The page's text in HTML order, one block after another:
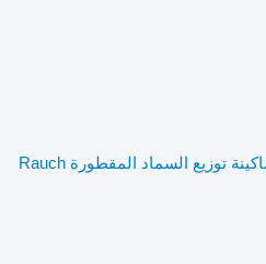
ماكينة توزيع السماد المقطورة Rauch